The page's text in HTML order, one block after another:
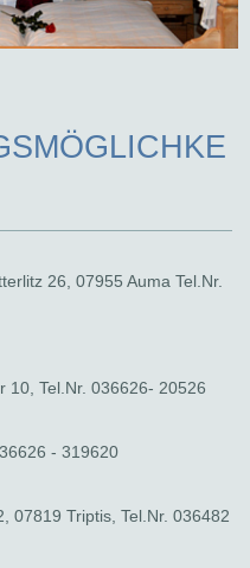
26, 07955 Auma Tel.Nr.
10, Tel.Nr. 036626- 20526
- 319620
07819 Triptis, Tel.Nr. 036482